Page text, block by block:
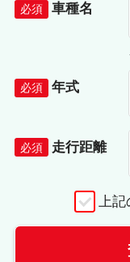
車種名
年式
走行距離
上記